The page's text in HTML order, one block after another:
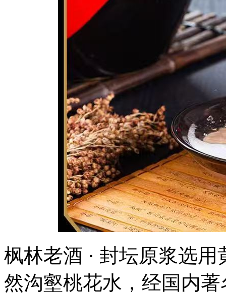
枫林老酒 · 封坛原浆选
然沟壑桃花水，经国内